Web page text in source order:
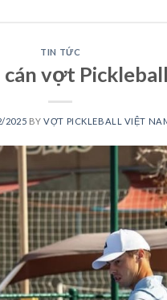
TIN TỨC
vợt
2025 BYVỢT PICKLEBALL VIỆT